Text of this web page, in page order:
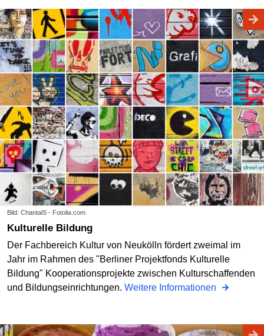
Bild: ChantalS - Fotolia.com
Kulturelle Bildung
Der Fachbereich Kultur von Neukölln fördert zweimal im
Jahr im Rahmen des "Berliner Projektfonds Kulturelle
Bildung" Kooperationsprojekte zwischen Kulturschaffenden
und Bildungseinrichtungen. Weitere Informationen